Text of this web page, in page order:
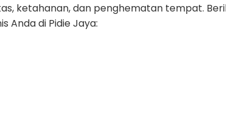
ketahanan, dan penghematan tempat.
Anda di Pidie Jaya: